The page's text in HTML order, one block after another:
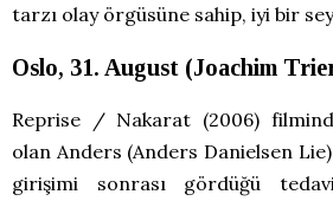
tarzı olay örgüsüne sahip, iyi bir
Oslo, 31. August (Joachim
Reprise / Nakarat (2006)
olan Anders (Anders Danielsen
girişimi sonrası gördüğü